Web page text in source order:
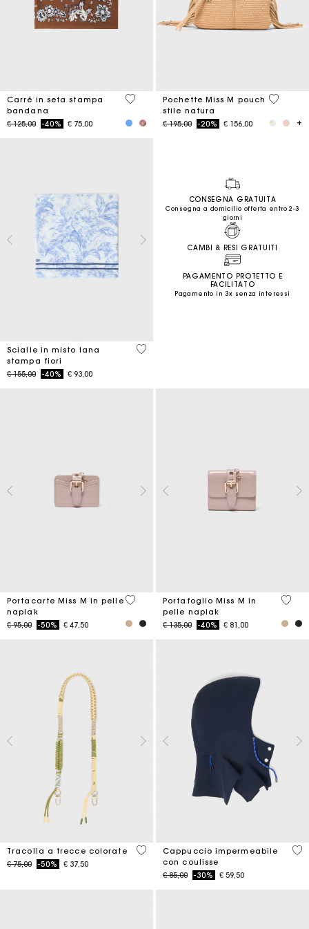
Carré in seta stampa
bandana
Price reduced from
€ 125,00to-40% € 75,00
3,7 out of 5 Customer Rating
Pochette Miss M pouch
stile natura
Price reduced from
€ 195,00to-20% € 156,00
5 out of
Scialle in misto lana
stampa fiori
Price reduced from
€ 155,00to-40% € 93,00
5 out of 5 Customer Rating
CONSEGNA GRATUITA
Consegna a domicilio offerta entro 2-3
giorni
CAMBI & RESI GRATUITI
PAGAMENTO PROTETTO E
FACILITATO
Pagamento in 3x senza interessi
Portacarte Miss M in pelle
naplak
Price reduced from
€ 95,00to-50% € 47,50
5 out of 5 Customer Rating
Portafoglio Miss M in
pelle naplak
Price reduced from
€ 135,00to-40% € 81,00
4,2
Tracolla a trecce colorate
Price reduced from
€ 75,00to-50% € 37,50
3,8 out of 5 Customer Rating
Cappuccio impermeabile
con coulisse
Price reduced from
€ 85,00to-30% € 59,50
5